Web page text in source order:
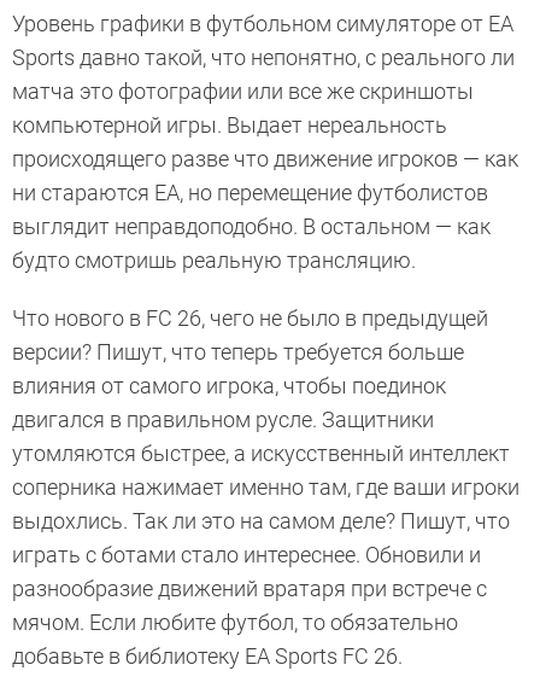
Уровень графики в футбольном симуляторе от EA
Sports давно такой, что непонятно, с реального ли
матча это фотографии или все же скриншоты
компьютерной игры. Выдает нереальность
происходящего разве что движение игроков — как
ни стараются EA, но перемещение футболистов
выглядит неправдоподобно. В остальном — как
будто смотришь реальную трансляцию.
Что нового в FC 26, чего не было в предыдущей
версии? Пишут, что теперь требуется больше
влияния от самого игрока, чтобы поединок
двигался в правильном русле. Защитники
утомляются быстрее, а искусственный интеллект
соперника нажимает именно там, где ваши игроки
выдохлись. Так ли это на самом деле? Пишут, что
играть с ботами стало интереснее. Обновили и
разнообразие движений вратаря при встрече с
мячом. Если любите футбол, то обязательно
добавьте в библиотеку EA Sports FC 26.